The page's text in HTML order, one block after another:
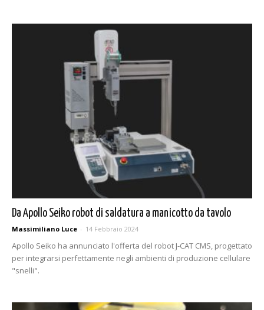
Da Apollo Seiko robot di saldatura a manicotto da tavolo
Massimiliano Luce - 14 Febbraio 2024
Apollo Seiko ha annunciato l'offerta del robot J-CAT CMS, progettato
per integrarsi perfettamente negli ambienti di produzione cellulare
"snelli".